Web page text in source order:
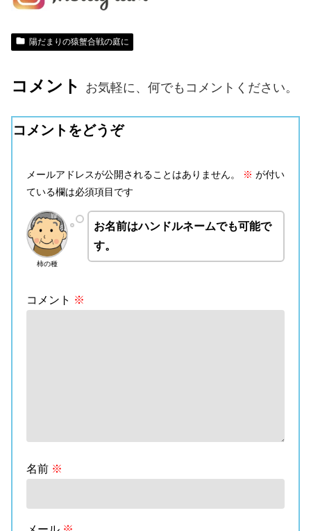
陽だまりの猿蟹合戦の庭に
コメント お気軽に、何でもコメントください。
コメントをどうぞ
メールアドレスが公開されることはありません。 ※ が付い
ている欄は必須項目です
柿の種
お名前はハンドルネームでも可能で
す。
コメント ※
名前 ※